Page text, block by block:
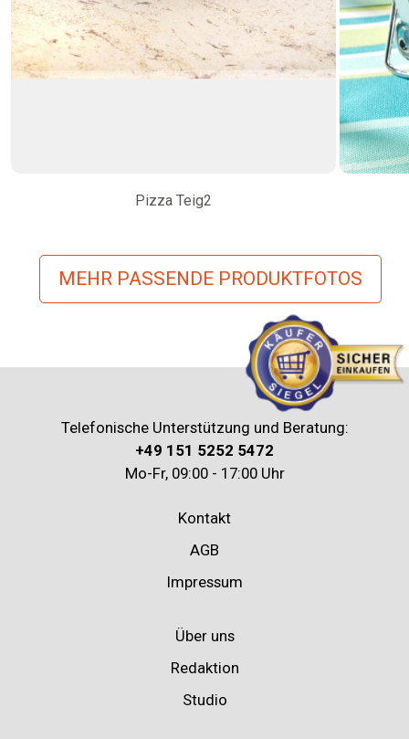
Pizza Teig2
MEHR PASSENDE PRODUKTFOTOS
Telefonische Unterstützung und Beratung:
+49 151 5252 5472
Mo-Fr, 09:00 - 17:00 Uhr
Kontakt
AGB
Impressum
Über uns
Redaktion
Studio